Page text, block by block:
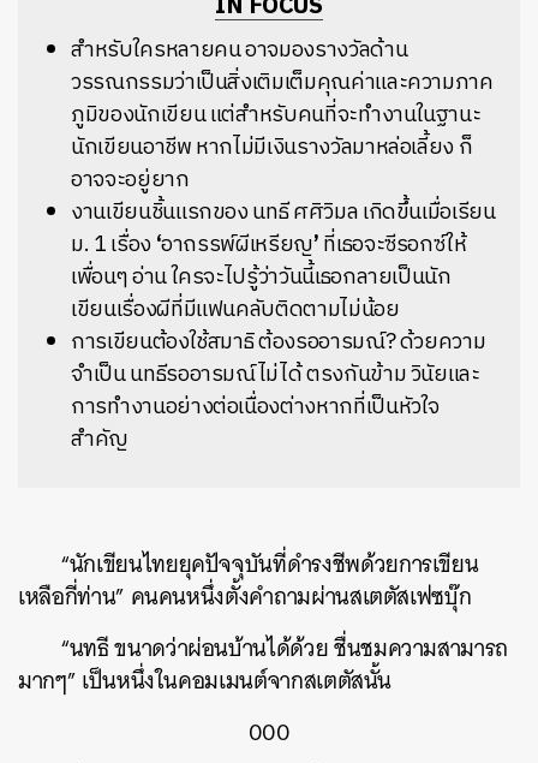
สำหรับใครหลายคน อาจมองรางวัลด้าน
วรรณกรรมว่าเป็นสิ่งเติมเต็มคุณค่าและความภาค
ภูมิของนักเขียน แต่สำหรับคนที่จะทำงานในฐานะ
นักเขียนอาชีพ หากไม่มีเงินรางวัลมาหล่อเลี้ยง ก็
อาจจะอยู่ยาก
งานเขียนชิ้นแรกของ นทธี ศศิวิมล เกิดขึ้นเมื่อเรียน
ม. 1 เรื่อง ‘อาถรรพ์ผีเหรียญ’ที่เธอจะซีรอกซ์ให้
เพื่อนๆ อ่าน ใครจะไปรู้ว่าวันนี้เธอกลายเป็นนัก
เขียนเรื่องผีที่มีแฟนคลับติดตามไม่น้อย
การเขียนต้องใช้สมาธิ ต้องรออารมณ์? ด้วยความ
จำเป็น นทธีรออารมณ์ไม่ได้ ตรงกันข้าม วินัยและ
การทำงานอย่างต่อเนื่องต่างหากที่เป็นหัวใจ
สำคัญ
“นักเขียนไทยยุคปัจจุบันที่ดำรงชีพด้วยการเขียน
เหลือกี่ท่าน” คนคนหนึ่งตั้งคำถามผ่านสเตตัสเฟซบุ๊ก
“นทธี ขนาดว่าผ่อนบ้านได้ด้วย ชื่นชมความสามารถ
มากๆ” เป็นหนึ่งในคอมเมนต์จากสเตตัสนั้น
000